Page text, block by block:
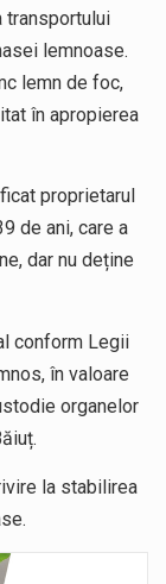
transportului
lemnoase.
lemn de foc,
în apropierea
proprietarul
de ani, care a
dar nu deține
conform Legii
în valoare
organelor
la stabilirea